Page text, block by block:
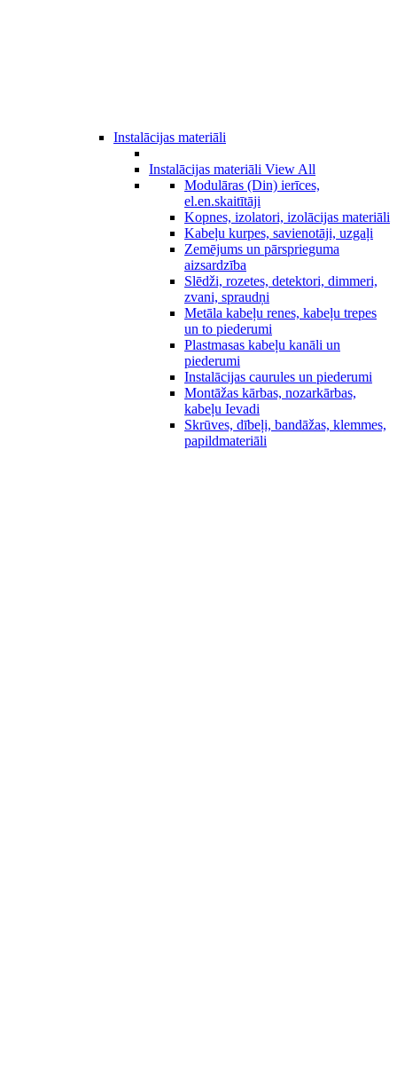
Instalācijas materiāli
Instalācijas materiāli View All
Modulāras (Din) ierīces,
el.en.skaitītāji
Kopnes, izolatori, izolācijas materiāli
Kabeļu kurpes, savienotāji, uzgaļi
Zemējums un pārsprieguma
aizsardzība
Slēdži, rozetes, detektori, dimmeri,
zvani, spraudņi
Metāla kabeļu renes, kabeļu trepes
un to piederumi
Plastmasas kabeļu kanāli un
piederumi
Instalācijas caurules un piederumi
Montāžas kārbas, nozarkārbas,
kabeļu Ievadi
Skrūves, dībeļi, bandāžas, klemmes,
papildmateriāli